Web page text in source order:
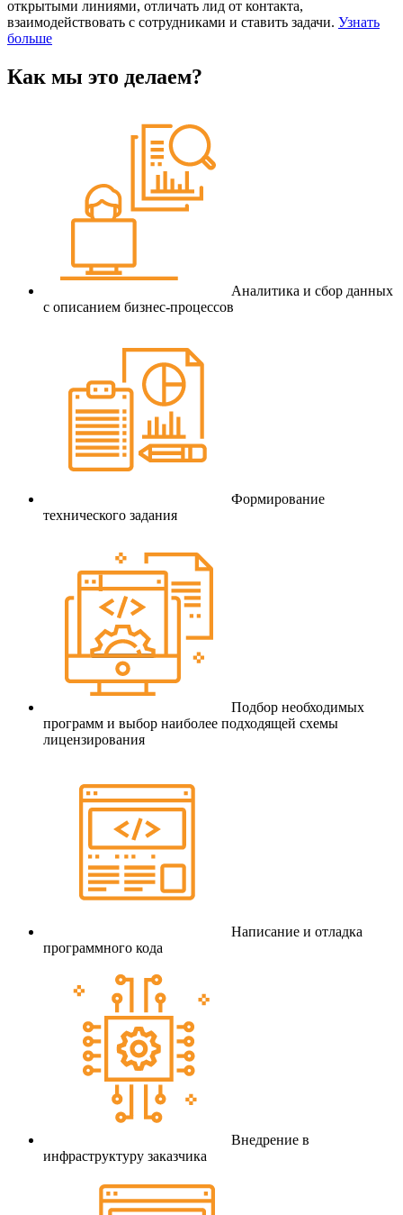
открытыми линиями, отличать лид от контакта,
взаимодействовать с сотрудниками и ставить задачи. Узнать
больше
Как мы это делаем?
Аналитика и сбор данных
с описанием бизнес-процессов
Формирование
технического задания
Подбор необходимых
программ и выбор наиболее подходящей схемы
лицензирования
Написание и отладка
программного кода
Внедрение в
инфраструктуру заказчика